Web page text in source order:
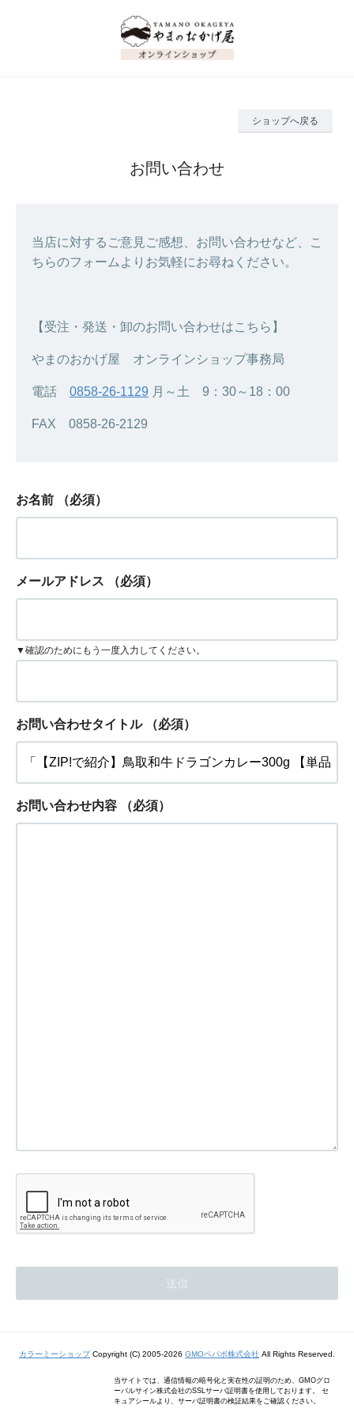
ショップへ戻る
お問い合わせ
当店に対するご意見ご感想、お問い合わせなど、こ
ちらのフォームよりお気軽にお尋ねください。
【受注・発送・卸のお問い合わせはこちら】
やまのおかげ屋 オンラインショップ事務局
電話 0858-26-1129 月～土 9：30～18：00
FAX 0858-26-2129
お名前 （必須）
メールアドレス （必須）
▼確認のためにもう一度入力してください。
お問い合わせタイトル （必須）
お問い合わせ内容 （必須）
カラーミーショップCopyright (C) 2005-2026 GMOペパボ株式会社 All Rights Reserved.
当サイトでは、通信情報の暗号化と実在性の証明のため、GMOグロ
ーバルサイン株式会社のSSLサーバ証明書を使用しております。 セ
キュアシールより、サーバ証明書の検証結果をご確認ください。